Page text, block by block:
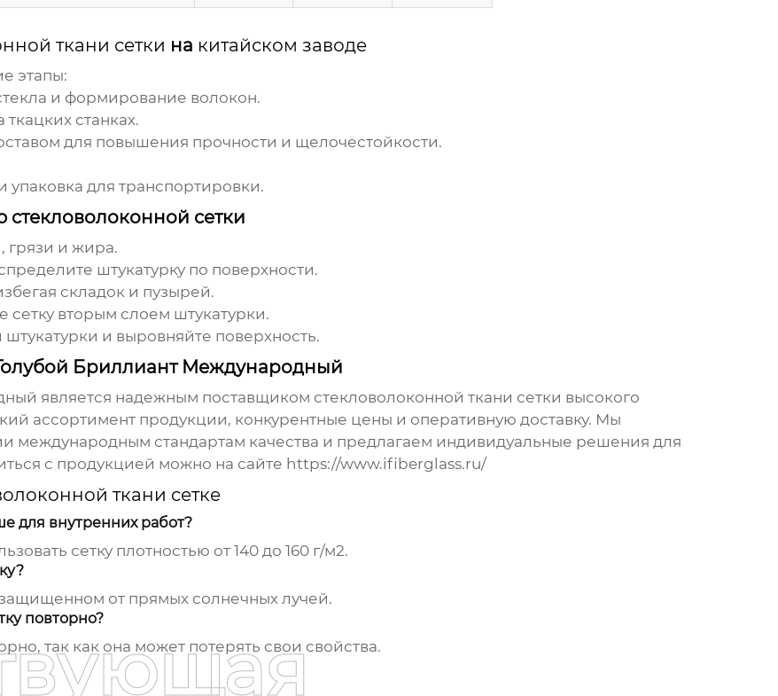
ткани сетки на китайском заводе
этапы:
и формирование волокон.
станках.
для повышения прочности и щелочестойкости.
упаковка для транспортировки.
сетки
грязи и жира.
штукатурку по поверхности.
складок и пузырей.
сетку вторым слоем штукатурки.
и выровняйте поверхность.
Бриллиант Международный
является надежным поставщиком стекловолоконной ткани сетки высокого
ассортимент продукции, конкурентные цены и оперативную доставку. Мы
международным стандартам качества и предлагаем индивидуальные решения для
с продукцией можно на сайте https://www.ifiberglass.ru/
ткани сетке
для внутренних работ?
сетку плотностью от 140 до 160 г/м2.
от прямых солнечных лучей.
повторно?
так как она может потерять свои свойства.